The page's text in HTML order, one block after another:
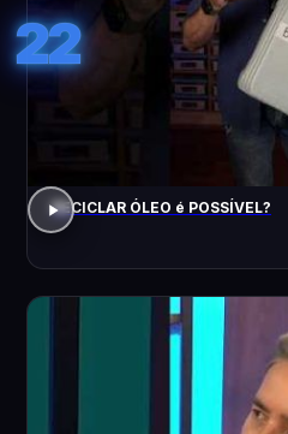
22
RECICLAR ÓLEO é POSSÍVEL?